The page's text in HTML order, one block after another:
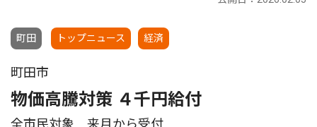
町田 トップニュース 経済
町田市
物価高騰対策 ４千円給付
全市民対象 来月から受付